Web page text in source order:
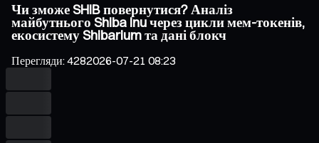
Чи зможе SHIB повернутися? Аналіз
майбутнього Shiba Inu через цикли мем-токенів,
екосистему Shibarium та дані блокч
Перегляди:4282026-07-21 08:23